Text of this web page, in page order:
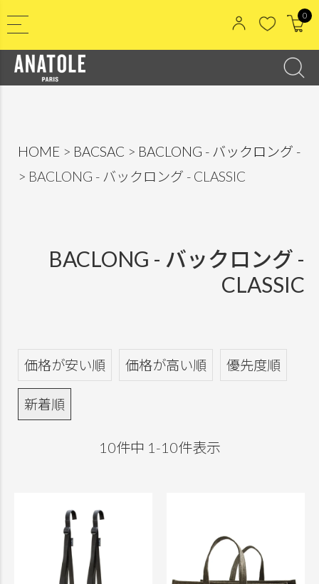
0
HOME BACSAC
BACLONG - バックロング -
BACLONG - バックロング - CLASSIC
BACLONG - バックロング -
CLASSIC
価格が安い順 価格が高い順 優先度順
新着順
10件中 1 -10件表示